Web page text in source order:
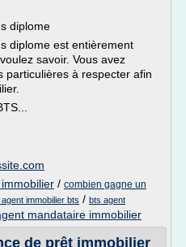
diplome
diplome est entièrement
savoir. Vous avez
particulières à respecter afin
/ combien gagne un
immobilier bts / bts agent
mandataire immobilier
de prêt immobilier